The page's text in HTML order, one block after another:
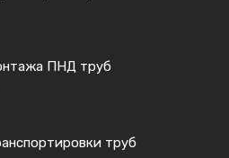
ПНД труб
труб